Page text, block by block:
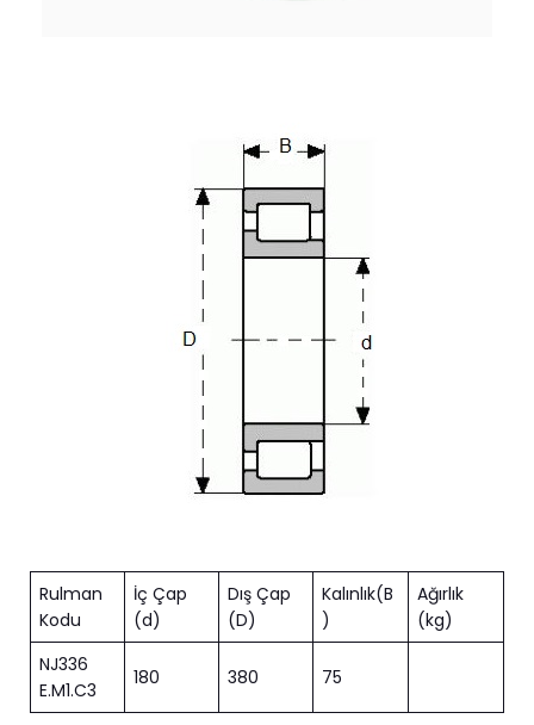
Rulman
Kodu
İç Çap
(d)
Dış Çap
(D)
Kalınlık(B
)
Ağırlık
(kg)
NJ336
E.M1.C3
180 380 75